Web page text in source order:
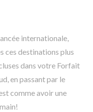
internationale,
ces destinations plus
dans votre Forfait
en passant par le
comme avoir une